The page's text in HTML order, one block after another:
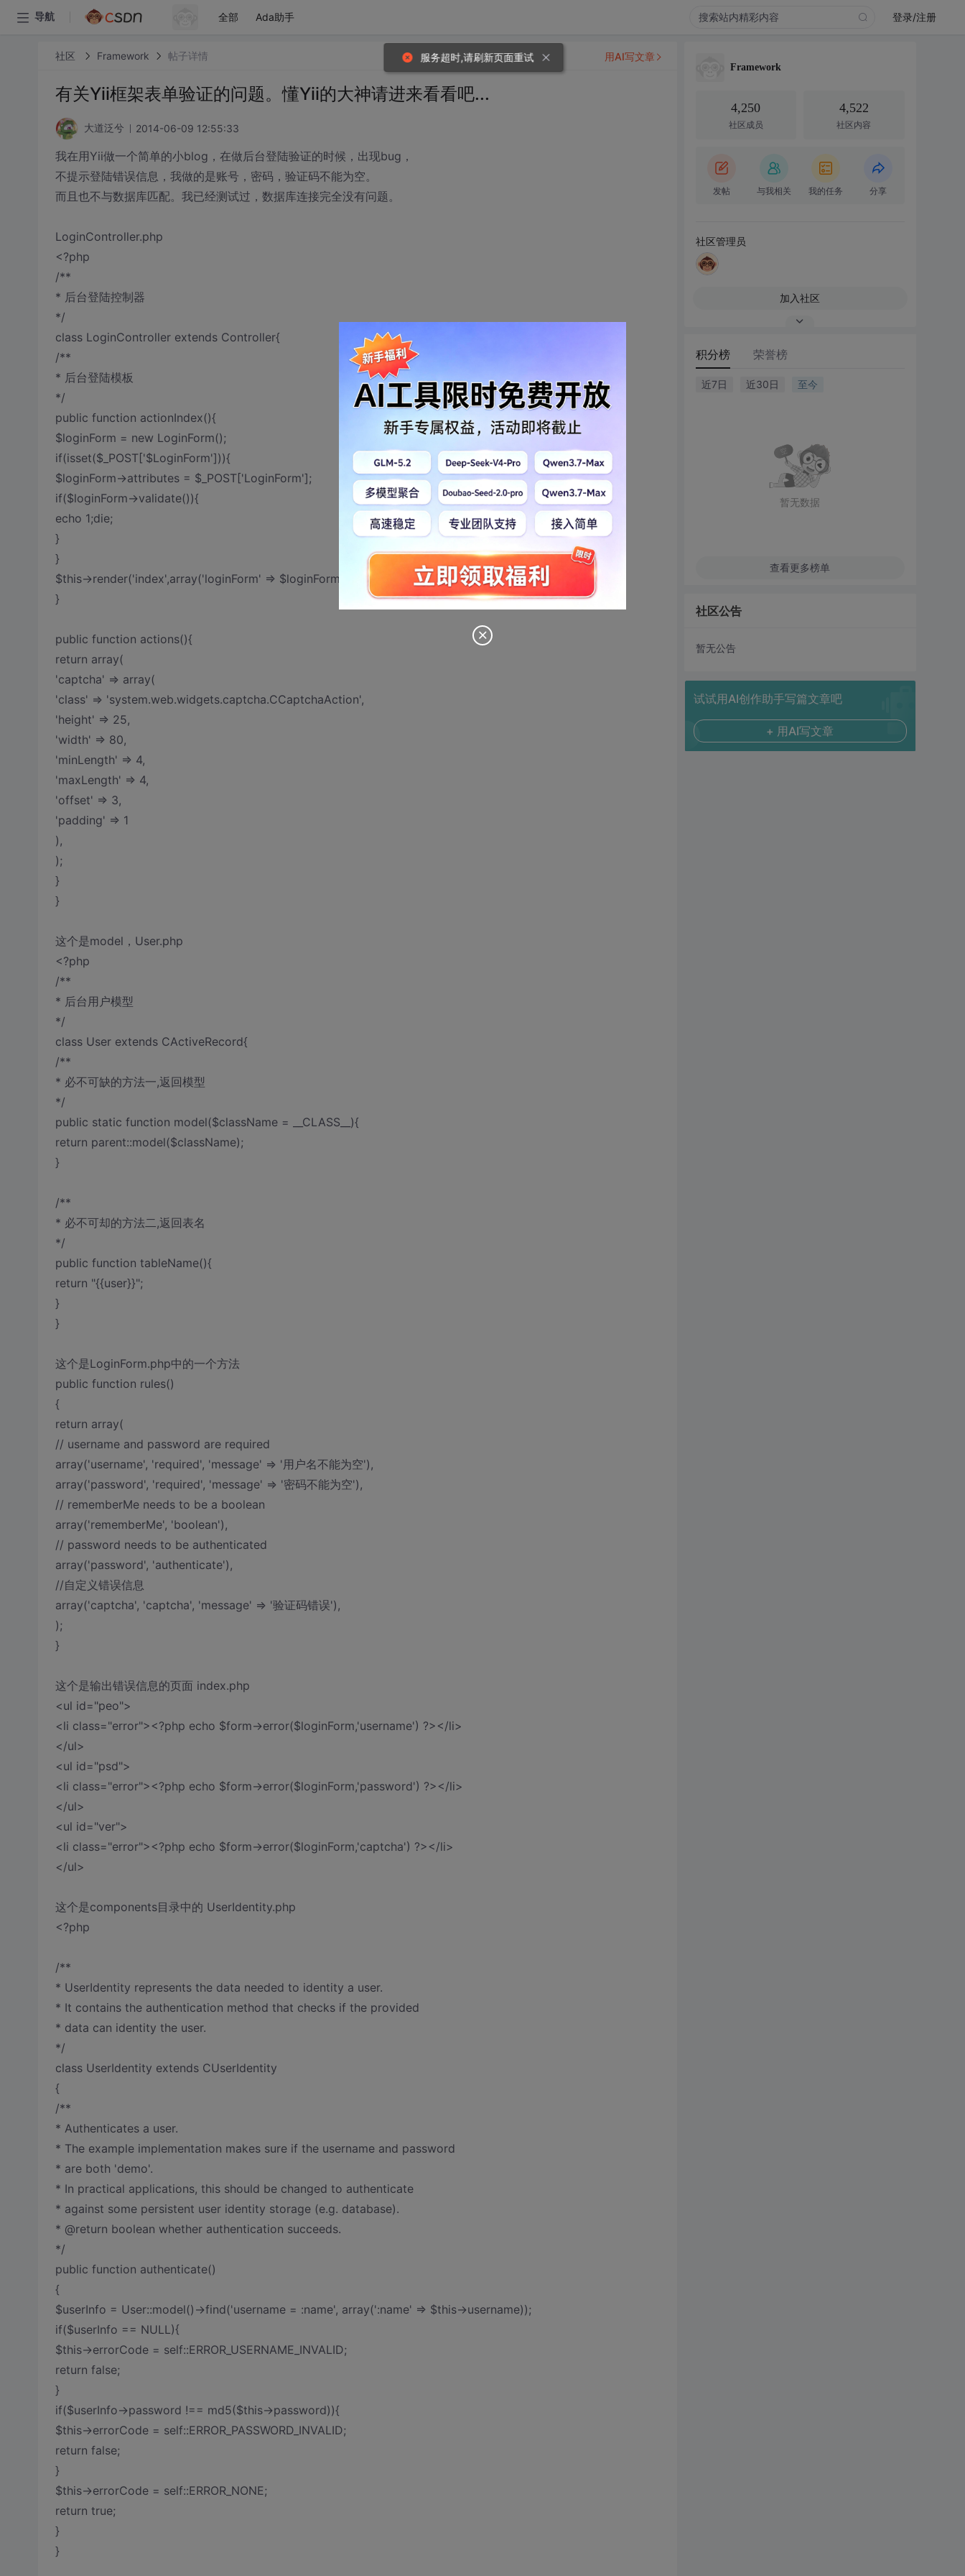
导航 全部 Ada助手 登录/注册
社区 Framework 帖子详情
有关Yii框架表单验证的问题。懂Yii的大神请进来看看吧...
大道泛兮 2014-06-09 12:55:33
我在用Yii做一个简单的小blog，在做后台登陆验证的时候，出现bug，
不提示登陆错误信息，我做的是账号，密码，验证码不能为空。
而且也不与数据库匹配。我已经测试过，数据库连接完全没有问题。
LoginController.php
<?php
/**
* 后台登陆控制器
*/
class LoginController extends Controller{
/**
* 后台登陆模板
*/
public function actionIndex(){
$loginForm = new LoginForm();
if(isset($_POST['$LoginForm'])){
$loginForm->attributes = $_POST['LoginForm'];
if($loginForm->validate()){
echo 1;die;
}
}
$this->render('index',array('loginForm' => $loginForm));
}
public function actions(){
return array(
'captcha' => array(
'class' => 'system.web.widgets.captcha.CCaptchaAction',
'height' => 25,
'width' => 80,
'minLength' => 4,
'maxLength' => 4,
'offset' => 3,
'padding' => 1
),
);
}
}
这个是model，User.php
<?php
/**
* 后台用户模型
*/
class User extends CActiveRecord{
/**
* 必不可缺的方法一,返回模型
*/
public static function model($className = __CLASS__){
return parent::model($className);
}
/**
* 必不可却的方法二,返回表名
*/
public function tableName(){
return "{{user}}";
}
}
这个是LoginForm.php中的一个方法
public function rules()
{
return array(
// username and password are required
array('username', 'required', 'message' => '用户名不能为空'),
array('password', 'required', 'message' => '密码不能为空'),
// rememberMe needs to be a boolean
array('rememberMe', 'boolean'),
// password needs to be authenticated
array('password', 'authenticate'),
//自定义错误信息
array('captcha', 'captcha', 'message' => '验证码错误'),
);
}
这个是输出错误信息的页面 index.php
<ul id="peo">
<li class="error"><?php echo $form->error($loginForm,'username') ?></li>
</ul>
<ul id="psd">
<li class="error"><?php echo $form->error($loginForm,'password') ?></li>
</ul>
<ul id="ver">
<li class="error"><?php echo $form->error($loginForm,'captcha') ?></li>
</ul>
这个是components目录中的 UserIdentity.php
<?php
/**
* UserIdentity represents the data needed to identity a user.
* It contains the authentication method that checks if the provided
* data can identity the user.
*/
class UserIdentity extends CUserIdentity
{
/**
* Authenticates a user.
* The example implementation makes sure if the username and password
* are both 'demo'.
* In practical applications, this should be changed to authenticate
* against some persistent user identity storage (e.g. database).
* @return boolean whether authentication succeeds.
*/
public function authenticate()
{
$userInfo = User::model()->find('username = :name', array(':name' => $this->username));
if($userInfo == NULL){
$this->errorCode = self::ERROR_USERNAME_INVALID;
return false;
}
if($userInfo->password !== md5($this->password)){
$this->errorCode = self::ERROR_PASSWORD_INVALID;
return false;
}
$this->errorCode = self::ERROR_NONE;
return true;
}
}
用AI写文章
Framework
4,250
社区成员
4,522
社区内容
发帖 与我相关 我的任务 分享
社区管理员
加入社区
积分榜 荣誉榜
近7日 近30日 至今
暂无数据
查看更多榜单
社区公告
暂无公告
试试用AI创作助手写篇文章吧
+ 用AI写文章